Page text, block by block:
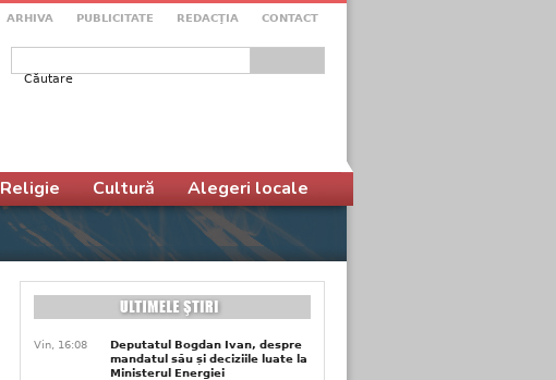
ARHIVA PUBLICITATE REDACŢIA CONTACT
Formular de căutare
Religie Cultură Alegeri locale
Vin, 16:08
Deputatul Bogdan Ivan, despre
mandatul său și deciziile luate la
Ministerul Energiei